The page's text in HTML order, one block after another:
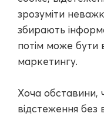
зрозуміти
збирають
потім може бути
маркетингу.
Хоча обставини,
відстеження без